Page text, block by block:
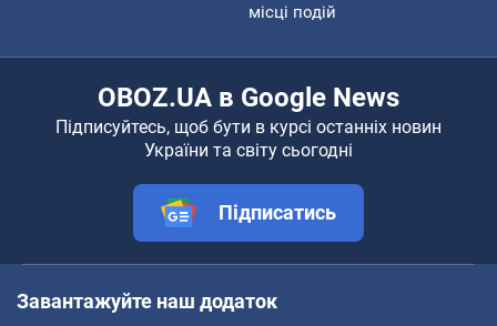
місці подій
OBOZ.UA в Google News
Підписуйтесь, щоб бути в курсі останніх новин
України та світу сьогодні
Підписатись
Завантажуйте наш додаток